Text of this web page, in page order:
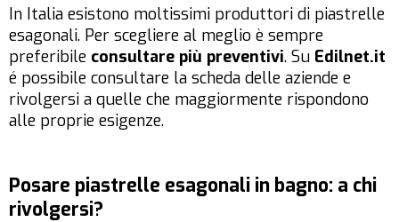
In Italia esistono moltissimi produttori di piastrelle
esagonali. Per scegliere al meglio è sempre
preferibile consultare più preventivi. Su Edilnet.it
é possibile consultare la scheda delle aziende e
rivolgersi a quelle che maggiormente rispondono
alle proprie esigenze.
Posare piastrelle esagonali in bagno: a chi
rivolgersi?